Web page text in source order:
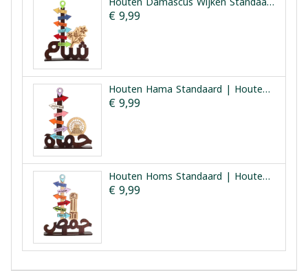
€ 9,99
Houten Hama Standaard | Houten Hama Bezienswaardigheden
€ 9,99
Houten Homs Standaard | Houten Homs Bezienswaardigheden
€ 9,99